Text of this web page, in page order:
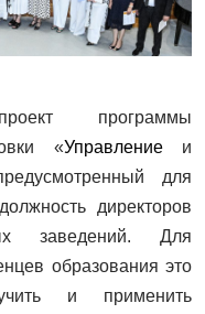
программы
«Управлениеи
для
директоров
заведений. Для
образования это
и применить